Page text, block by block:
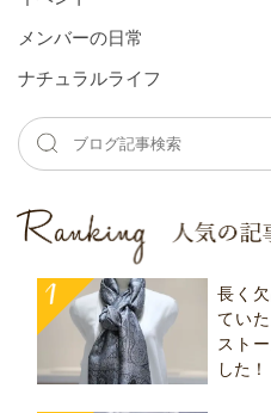
メンバーの⽇常
ナチュラルライフ
長く
てい
スト
した！